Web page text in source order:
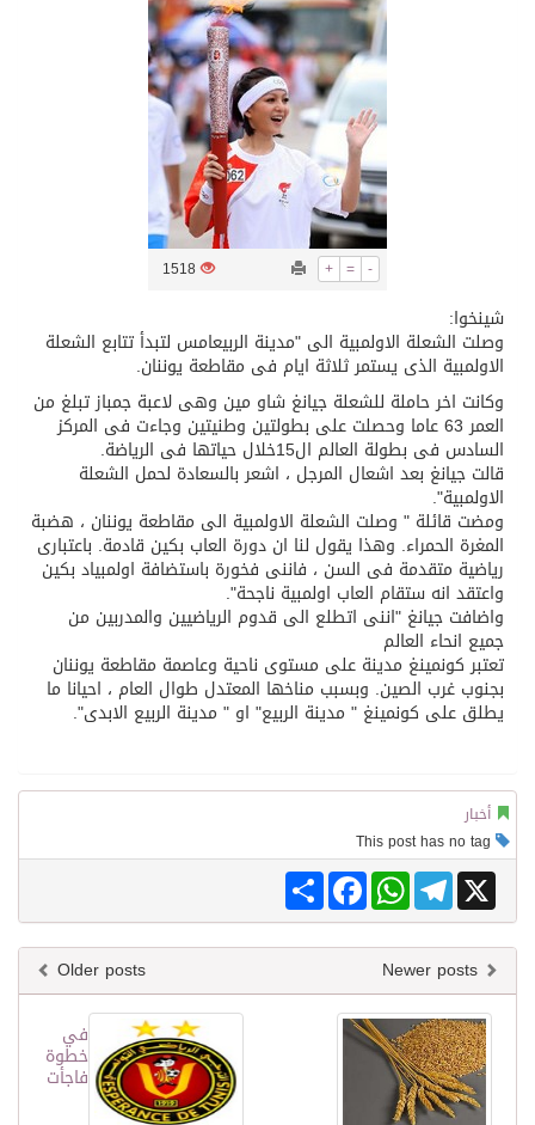
ثلة من الضابطات في الجييش الكويتي
كسوة الكعبة تعتلي البيت العتيق
+ = -
1518
شينخوا:
وصلت الشعلة الاولمبية الى "مدينة الربيعامس لتبدأ تتابع الشعلة
الاولمبية الذى يستمر ثلاثة ايام فى مقاطعة يوننان.
وكانت اخر حاملة للشعلة جيانغ شاو مين وهى لاعبة جمباز تبلغ من
العمر 63 عاما وحصلت على بطولتين وطنيتين وجاءت فى المركز
السادس فى بطولة العالم ال15خلال حياتها فى الرياضة.
قالت جيانغ بعد اشعال المرجل ، اشعر بالسعادة لحمل الشعلة
الاولمبية".
ومضت قائلة " وصلت الشعلة الاولمبية الى مقاطعة يوننان ، هضبة
المغرة الحمراء. وهذا يقول لنا ان دورة العاب بكين قادمة. باعتبارى
رياضية متقدمة فى السن ، فاننى فخورة باستضافة اولمبياد بكين
واعتقد انه ستقام العاب اولمبية ناجحة".
واضافت جيانغ "اننى اتطلع الى قدوم الرياضيين والمدربين من
جميع انحاء العالم
تعتبر كونمينغ مدينة على مستوى ناحية وعاصمة مقاطعة يوننان
بجنوب غرب الصين. وبسبب مناخها المعتدل طوال العام ، احيانا ما
يطلق على كونمينغ " مدينة الربيع" او " مدينة الربيع الابدى".
أخبار
Share
FacebookWhatsAppTelegram X
Older posts
في
خطوة
فاجأت